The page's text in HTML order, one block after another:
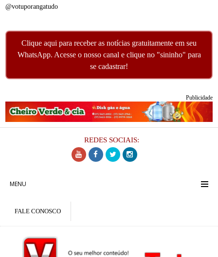
@votuporangatudo
Clique aqui para receber as notícias gratuitamente em seu
WhatsApp. Acesse o nosso canal e clique no "sininho" para
se cadastrar!
Publicidade
REDES SOCIAIS:
MENU
FALE CONOSCO